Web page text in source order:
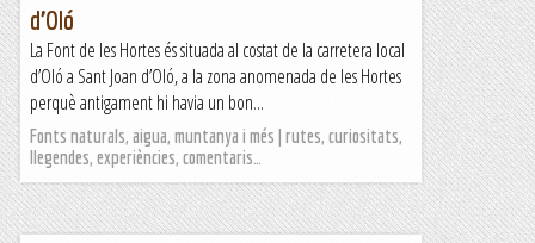
d’Oló
La Font de les Hortes és situada al costat de la carretera local
d’Oló a Sant Joan d’Oló, a la zona anomenada de les Hortes
perquè antigament hi havia un bon...
Fonts naturals, aigua, muntanya i més | rutes, curiositats,
llegendes, experiències, comentaris…